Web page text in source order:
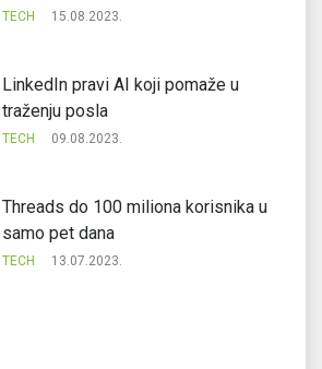
TECH 15.08.2023.
LinkedIn pravi AI koji pomaže u
traženju posla
TECH 09.08.2023.
Threads do 100 miliona korisnika u
samo pet dana
TECH 13.07.2023.